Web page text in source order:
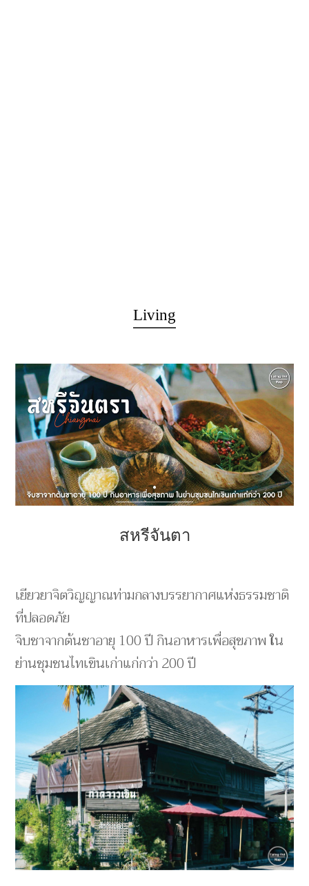
Living
สหรีจันตา
เยียวยาจิตวิญญาณท่ามกลางบรรยากาศแห่งธรรมชาติ
ที่ปลอดภัย
จิบชาจากต้นชาอายุ 100 ปี กินอาหารเพื่อสุขภาพ ใน
ย่านชุมชนไทเขินเก่าแก่กว่า 200 ปี